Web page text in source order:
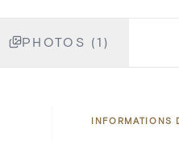
PHOTOS (1)
INFORMATIONS